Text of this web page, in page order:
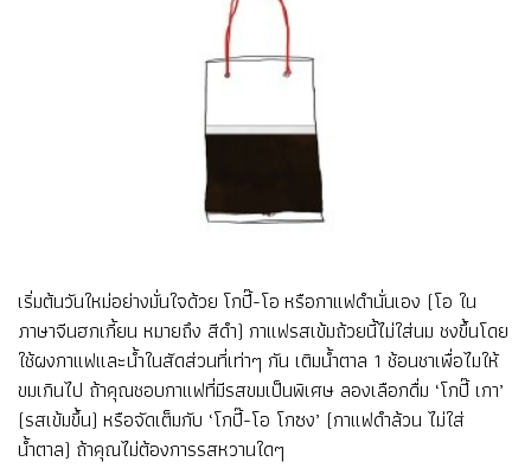
เริ่มต้นวันใหม่อย่างมั่นใจด้วย โกปี๊-โอ หรือกาแฟดำนั่นเอง (โอ ใน
ภาษาจีนฮกเกี้ยน หมายถึง สีดำ) กาแฟรสเข้มถ้วยนี้ไม่ใส่นม ชงขึ้นโดย
ใช้ผงกาแฟและน้ำในสัดส่วนที่เท่าๆ กัน เติมน้ำตาล 1 ช้อนชาเพื่อไมให้
ขมเกินไป ถ้าคุณชอบกาแฟที่มีรสขมเป็นพิเศษ ลองเลือกดื่ม ‘โกปี๊ เกา’
(รสเข้มขึ้น) หรือจัดเต็มกับ ‘โกปี๊-โอ โกซง’ (กาแฟดำล้วน ไม่ใส่
น้ำตาล) ถ้าคุณไม่ต้องการรสหวานใดๆ